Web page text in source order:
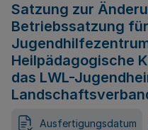
Satzung zur
Betriebssatzung
Heilpädagogische
das LWL-
Ausfertigungsdatum